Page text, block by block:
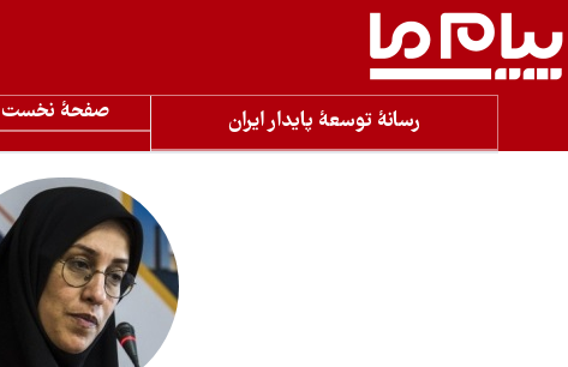
رسانۀ توسعۀ پایدار ایران صفحۀ نخست